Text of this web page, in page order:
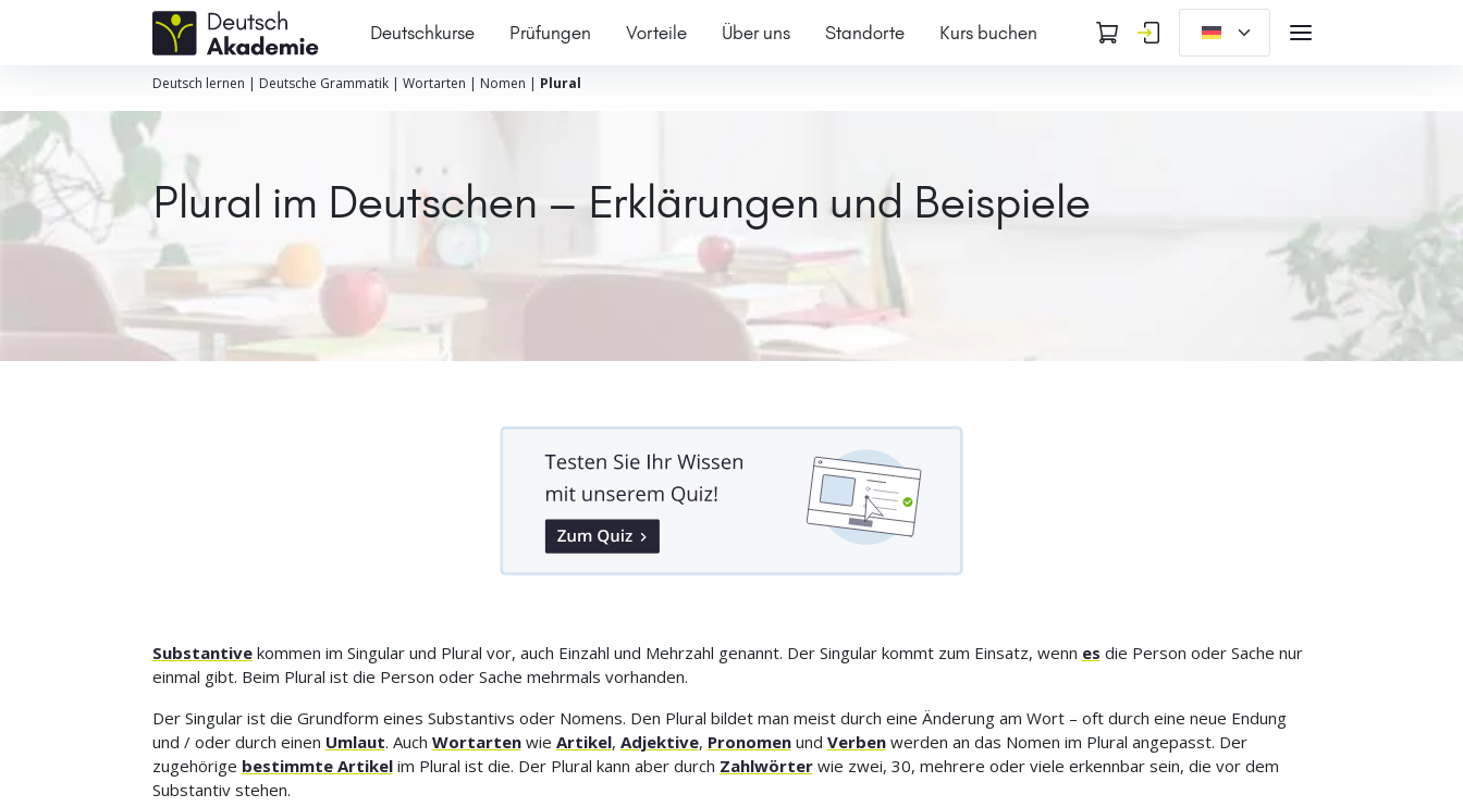
Deutschkurse Prüfungen Vorteile Über uns Standorte Kurs buchen
Deutsch lernen | Deutsche Grammatik| Wortarten | Nomen | Plural
Plural im Deutschen – Erklärungen und Beispiele
Substantivekommen im Singular und Plural vor, auch Einzahl und Mehrzahl genannt. Der Singular kommt zum Einsatz, wenn es die Person oder Sache nur
einmal gibt. Beim Plural ist die Person oder Sache mehrmals vorhanden.
Der Singular ist die Grundform eines Substantivs oder Nomens. Den Plural bildet man meist durch eine Änderung am Wort – oft durch eine neue Endung
und / oder durch einen Umlaut. Auch Wortartenwie Artikel, Adjektive, Pronomenund Verbenwerden an das Nomen im Plural angepasst. Der
zugehörige bestimmte Artikelim Plural ist die. Der Plural kann aber durch Zahlwörterwie zwei, 30, mehrere oder viele erkennbar sein, die vor dem
Substantiv stehen.